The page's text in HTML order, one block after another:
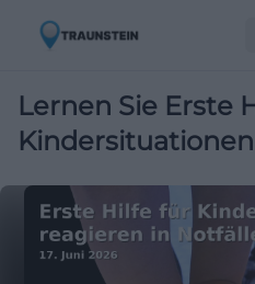
Lernen Sie Erste
Kindersituationen